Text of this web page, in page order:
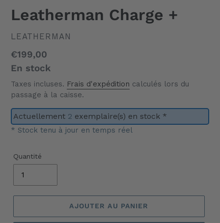
Leatherman Charge +
DISTRIBUTEUR
LEATHERMAN
Prix
normal
€199,00
En stock
Taxes incluses. Frais d'expédition calculés lors du
passage à la caisse.
Actuellement 2 exemplaire(s) en stock *
* Stock tenu à jour en temps réel
Quantité
AJOUTER AU PANIER